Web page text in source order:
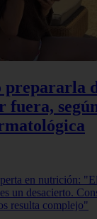
prepararla
fuera,